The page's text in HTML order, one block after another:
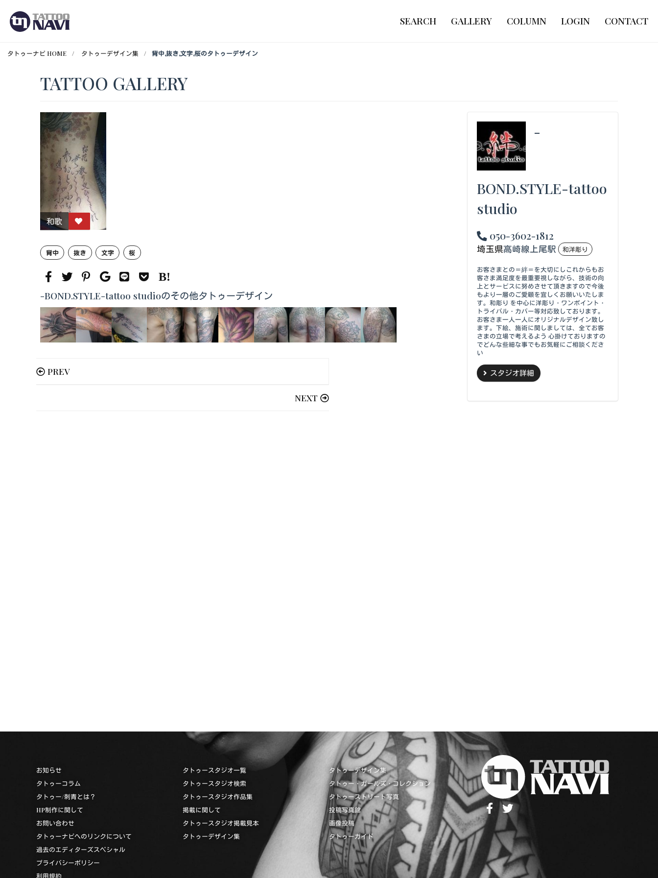
SEARCH GALLERY COLUMN LOGIN CONTACT
タトゥーナビ HOME タトゥーデザイン集 背中,抜き,文字,桜のタトゥーデザイン
TATTOO GALLERY
-
BOND.STYLE-tattoo
studio
050-3602-1812
埼玉県高崎線上尾駅 和洋彫り
お客さまとの＝絆＝を大切にしこれからもお
客さま満足度を最重要視しながら、技術の向
上とサービスに努めさせて頂きますので今後
もより一層のご愛顧を宜しくお願いいたしま
す。和彫り を中心に洋彫り・ワンポイント・
トライバル・カバー等対応致しております。
お客さま一人一人にオリジナルデザイン致し
ます。下絵、施術に関しましては、全てお客
さまの立場で考えるよう 心掛けておりますの
でどんな些細な事でもお気軽にご相談くださ
い
スタジオ詳細
和歌
背中 抜き 文字 桜
-BOND.STYLE-tattoo studioのその他タトゥーデザイン
PREV
NEXT
お知らせ
タトゥーコラム
タトゥー/刺青とは？
HP制作に関して
お問い合わせ
タトゥーナビへのリンクについて
過去のエディターズスペシャル
プライバシーポリシー
利用規約
タトゥースタジオ一覧
タトゥースタジオ検索
タトゥースタジオ作品集
掲載に関して
タトゥースタジオ掲載見本
タトゥーデザイン集
タトゥーデザイン集
タトゥー・ガールズ・コレクション
タトゥーストリート写真
投稿写真館
画像投稿
タトゥーガイド